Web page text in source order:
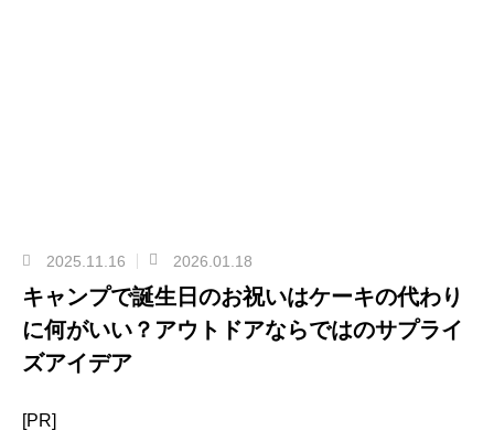
2025.11.16 2026.01.18
キャンプで誕生日のお祝いはケーキの代わり
に何がいい？アウトドアならではのサプライ
ズアイデア
[PR]